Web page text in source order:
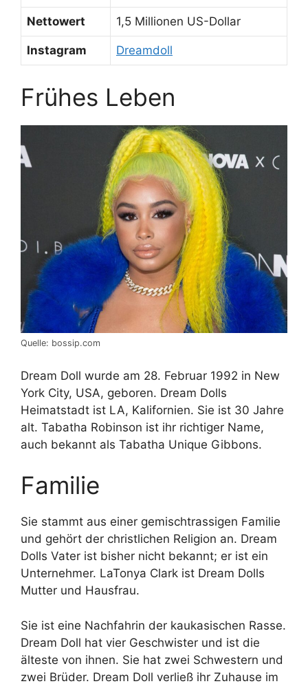
Nettowert 1,5 Millionen US-Dollar
Instagram Dreamdoll
Frühes Leben
Quelle: bossip.com
Dream Doll wurde am 28. Februar 1992 in New
York City, USA, geboren. Dream Dolls
Heimatstadt ist LA, Kalifornien. Sie ist 30 Jahre
alt. Tabatha Robinson ist ihr richtiger Name,
auch bekannt als Tabatha Unique Gibbons.
Familie
Sie stammt aus einer gemischtrassigen Familie
und gehört der christlichen Religion an. Dream
Dolls Vater ist bisher nicht bekannt; er ist ein
Unternehmer. LaTonya Clark ist Dream Dolls
Mutter und Hausfrau.
Sie ist eine Nachfahrin der kaukasischen Rasse.
Dream Doll hat vier Geschwister und ist die
älteste von ihnen. Sie hat zwei Schwestern und
zwei Brüder. Dream Doll verließ ihr Zuhause im